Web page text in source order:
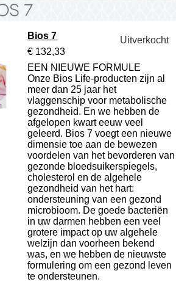
Uitverkocht
Bios 7
€ 132,33
EEN NIEUWE FORMULE
Onze Bios Life-producten zijn al
meer dan 25 jaar het
vlaggenschip voor metabolische
gezondheid. En we hebben de
afgelopen kwart eeuw veel
geleerd. Bios 7 voegt een nieuwe
dimensie toe aan de bewezen
voordelen van het bevorderen van
gezonde bloedsuikerspiegels,
cholesterol en de algehele
gezondheid van het hart:
ondersteuning van een gezond
microbioom. De goede bacteriën
in uw darmen hebben een veel
grotere impact op uw algehele
welzijn dan voorheen bekend
was, en we hebben de nieuwste
formulering om een gezond leven
te ondersteunen.